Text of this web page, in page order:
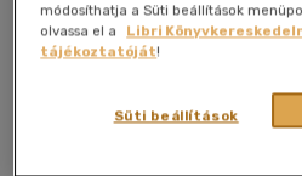
(1 vélemény)
módosíthatja a Süti beállítások
olvassa el a
Libri
tájékoztatóját!
Süti beállítások